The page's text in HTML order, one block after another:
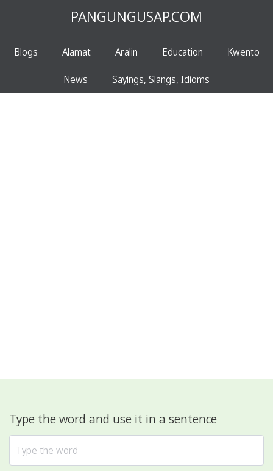
PANGUNGUSAP.COM
Blogs Alamat Aralin Education Kwento
News Sayings, Slangs, Idioms
Type the word and use it in a sentence